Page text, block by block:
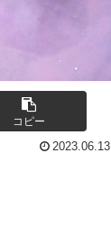
コピー
2023.06.13